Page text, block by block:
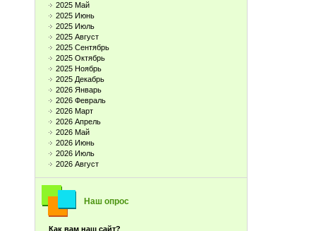
2025 Май
2025 Июнь
2025 Июль
2025 Август
2025 Сентябрь
2025 Октябрь
2025 Ноябрь
2025 Декабрь
2026 Январь
2026 Февраль
2026 Март
2026 Апрель
2026 Май
2026 Июнь
2026 Июль
2026 Август
Наш опрос
Как вам наш сайт?